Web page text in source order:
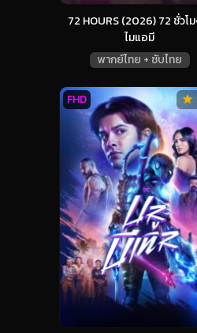
72 HOURS (2026) 72 ชั่วโ
ไมแอมี
พากย์ไทย + ซับไทย
FHD